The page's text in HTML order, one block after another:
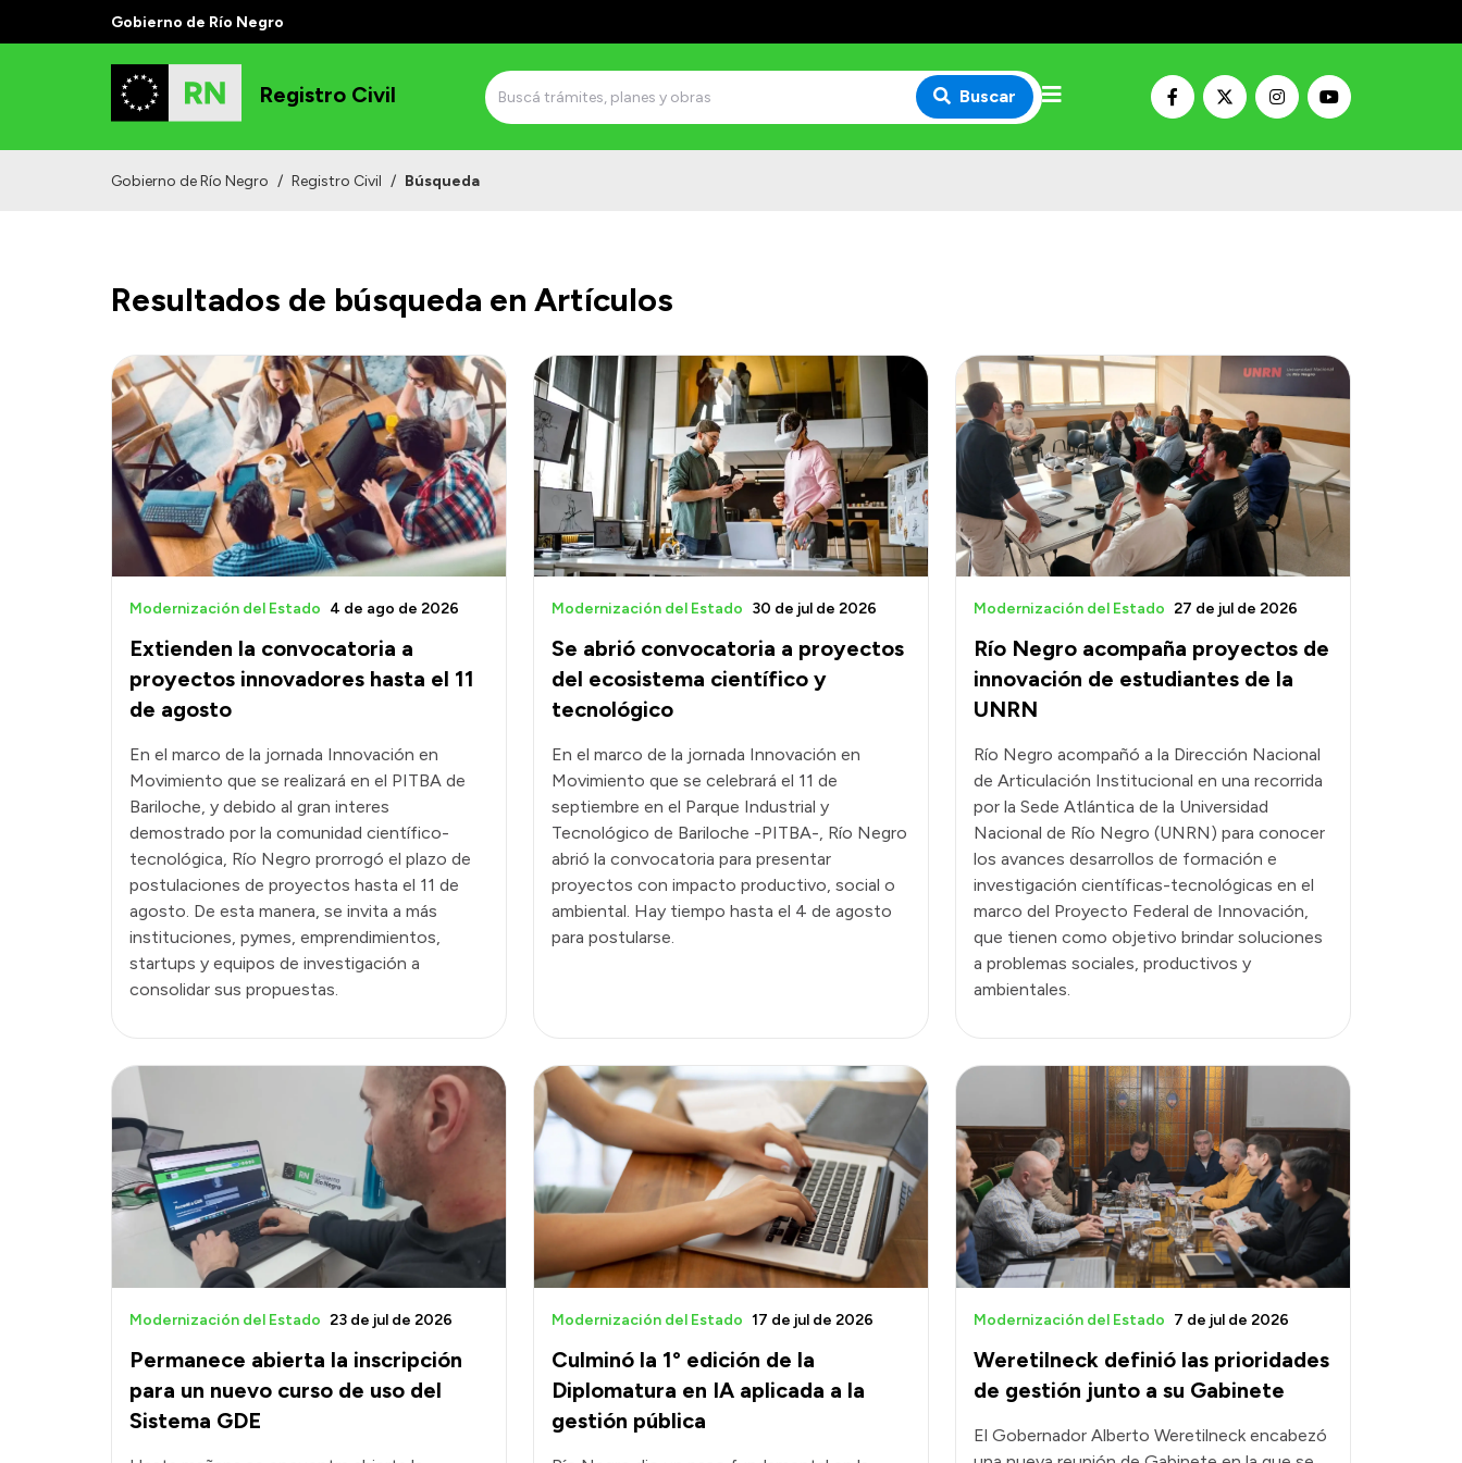
Gobierno de Río Negro
Registro Civil Buscar
Gobierno de Río Negro / Registro Civil / Búsqueda
Resultados de búsqueda en Artículos
Extienden la convocatoria a
proyectos innovadores hasta el 11
de agosto
Modernización del Estado 4 de ago de 2026
En el marco de la jornada Innovación en
Movimiento que se realizará en el PITBA de
Bariloche, y debido al gran interes
demostrado por la comunidad científico-
tecnológica, Río Negro prorrogó el plazo de
postulaciones de proyectos hasta el 11 de
agosto. De esta manera, se invita a más
instituciones, pymes, emprendimientos,
startups y equipos de investigación a
consolidar sus propuestas.
Se abrió convocatoria a proyectos
del ecosistema científico y
tecnológico
Modernización del Estado 30 de jul de 2026
En el marco de la jornada Innovación en
Movimiento que se celebrará el 11 de
septiembre en el Parque Industrial y
Tecnológico de Bariloche -PITBA-, Río Negro
abrió la convocatoria para presentar
proyectos con impacto productivo, social o
ambiental. Hay tiempo hasta el 4 de agosto
para postularse.
Río Negro acompaña proyectos de
innovación de estudiantes de la
UNRN
Modernización del Estado 27 de jul de 2026
Río Negro acompañó a la Dirección Nacional
de Articulación Institucional en una recorrida
por la Sede Atlántica de la Universidad
Nacional de Río Negro (UNRN) para conocer
los avances desarrollos de formación e
investigación científicas-tecnológicas en el
marco del Proyecto Federal de Innovación,
que tienen como objetivo brindar soluciones
a problemas sociales, productivos y
ambientales.
Permanece abierta la inscripción
para un nuevo curso de uso del
Sistema GDE
Modernización del Estado 23 de jul de 2026
Culminó la 1° edición de la
Diplomatura en IA aplicada a la
gestión pública
Modernización del Estado 17 de jul de 2026
Weretilneck definió las prioridades
de gestión junto a su Gabinete
Modernización del Estado 7 de jul de 2026
El Gobernador Alberto Weretilneck encabezó